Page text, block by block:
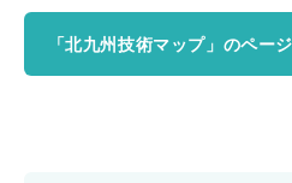
「北九州技術マップ」のペー